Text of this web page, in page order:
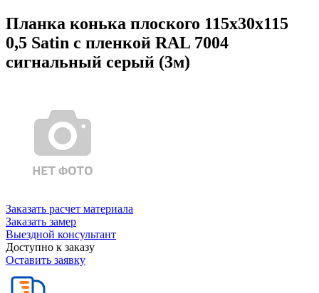
Планка конька плоского 115х30х115
0,5 Satin с пленкой RAL 7004
сигнальный серый (3м)
Заказать расчет материала
Заказать замер
Выездной консультант
Доступно к заказу
Оставить заявку